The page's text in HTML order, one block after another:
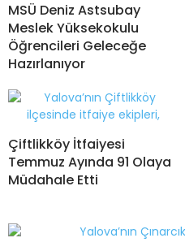
MSÜ Deniz Astsubay
Meslek Yüksekokulu
Öğrencileri Geleceğe
Hazırlanıyor
Çiftlikköy İtfaiyesi
Temmuz Ayında 91 Olaya
Müdahale Etti